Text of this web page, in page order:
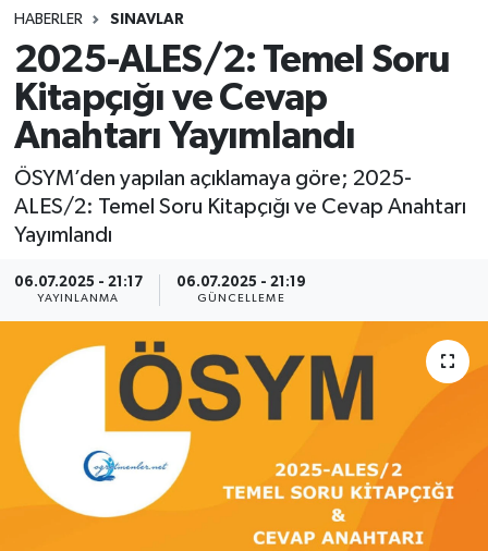
HABERLER SINAVLAR
2025-ALES/2: Temel Soru
Kitapçığı ve Cevap
Anahtarı Yayımlandı
ÖSYM’den yapılan açıklamaya göre; 2025-
ALES/2: Temel Soru Kitapçığı ve Cevap Anahtarı
Yayımlandı
06.07.2025 - 21:17
YAYINLANMA
06.07.2025 - 21:19
GÜNCELLEME
YARIŞMA/ETKİNLİKLER
ANKET
MEVZUAT/KARARLAR